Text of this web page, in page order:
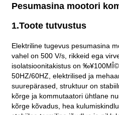
Pesumasina mootori
1.Toote tutvustus
Elektriline tugevus pesumasina
vahel on 500 V/s, rikkeid ega
isolatsioonitakistus on
50HZ/60HZ, elektrilised ja
suurepärased, struktuur on
kõrge ja kommutaatori ühtlane
kõrge kõvadus, hea